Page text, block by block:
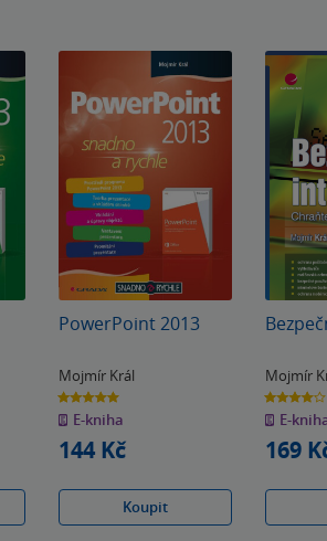
PowerPoint 2013
Mojmír Král
5.0
z
5
hvězdiček
E-kniha
144 Kč
Koupit
Mojmír
4.0
z
5
hvězdiček
E-
169